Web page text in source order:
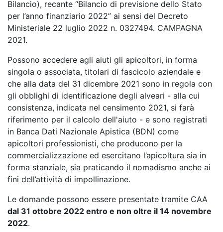
Bilancio), recante “Bilancio di previsione dello Stato
per l’anno finanziario 2022” ai sensi del Decreto
Ministeriale 22 luglio 2022 n. 0327494. CAMPAGNA
2021.
Possono accedere agli aiuti gli apicoltori, in forma
singola o associata, titolari di fascicolo aziendale e
che alla data del 31 dicembre 2021 sono in regola con
gli obblighi di identificazione degli alveari - alla cui
consistenza, indicata nel censimento 2021, si farà
riferimento per il calcolo dell'aiuto - e sono registrati
in Banca Dati Nazionale Apistica (BDN) come
apicoltori professionisti, che producono per la
commercializzazione ed esercitano l’apicoltura sia in
forma stanziale, sia praticando il nomadismo anche ai
fini dell’attività di impollinazione.
Le domande possono essere presentate tramite CAA
dal 31 ottobre 2022 entro e non oltre il 14 novembre
2022.